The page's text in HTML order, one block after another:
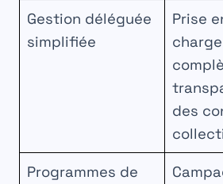
Gestion déléguée
simplifiée
Prise
charge
des
Programmes de